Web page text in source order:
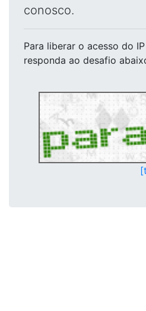
conosco.
Para liberar o acesso do IP
responda ao desafio